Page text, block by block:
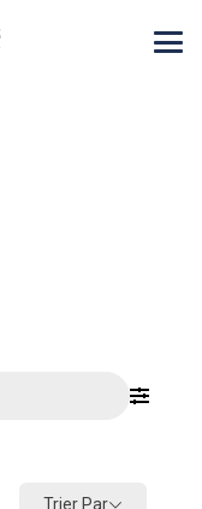
Trier Par